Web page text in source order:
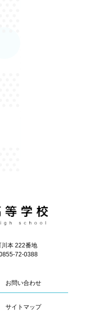
本 222番地
72-0388
お問い合わせ
サイトマップ